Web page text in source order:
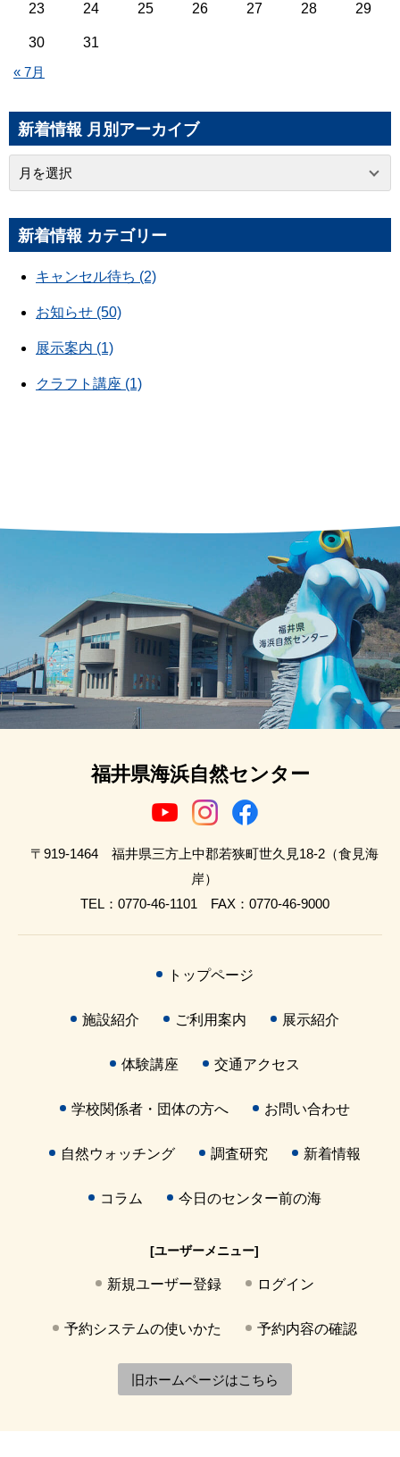
23 24 25 26 27 28 29
30
31
« 7月
新着情報 月別アーカイブ
新着情報 カテゴリー
キャンセル待ち (2)
お知らせ (50)
展示案内 (1)
クラフト講座 (1)
福井県海浜自然センター
〒919-1464 福井県三方上中郡若狭町世久見18-2（食見海
岸）
TEL：0770-46-1101 FAX：0770-46-9000
トップページ
施設紹介 ご利用案内 展示紹介
体験講座 交通アクセス
学校関係者・団体の方へ お問い合わせ
自然ウォッチング 調査研究 新着情報
コラム 今日のセンター前の海
[ユーザーメニュー]
新規ユーザー登録 ログイン
予約システムの使いかた 予約内容の確認
旧ホームページはこちら